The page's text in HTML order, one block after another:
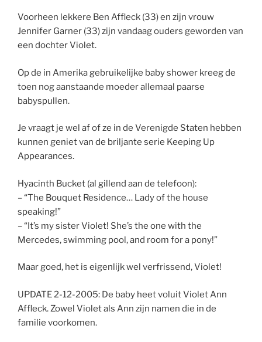
Voorheen lekkere Ben Affleck (33) en zijn vrouw
Jennifer Garner (33) zijn vandaag ouders geworden van
een dochter Violet.
Op de in Amerika gebruikelijke baby shower kreeg de
toen nog aanstaande moeder allemaal paarse
babyspullen.
Je vraagt je wel af of ze in de Verenigde Staten hebben
kunnen geniet van de briljante serie Keeping Up
Appearances.
Hyacinth Bucket (al gillend aan de telefoon):
– “The Bouquet Residence… Lady of the house
speaking!”
– “It’s my sister Violet! She’s the one with the
Mercedes, swimming pool, and room for a pony!”
Maar goed, het is eigenlijk wel verfrissend, Violet!
UPDATE 2-12-2005: De baby heet voluit Violet Ann
Affleck. Zowel Violet als Ann zijn namen die in de
familie voorkomen.